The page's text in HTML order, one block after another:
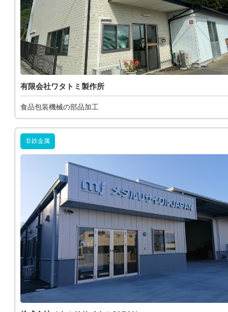
有限会社ワタトミ製作所
食品包装機械の部品加工
非鉄金属